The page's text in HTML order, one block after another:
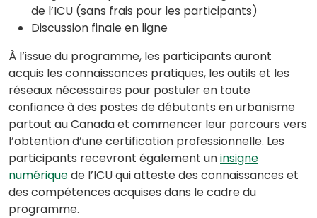
de l’ICU (sans frais pour les participants)
Discussion finale en ligne
À l’issue du programme, les participants auront
acquis les connaissances pratiques, les outils et les
réseaux nécessaires pour postuler en toute
confiance à des postes de débutants en urbanisme
partout au Canada et commencer leur parcours vers
l’obtention d’une certification professionnelle. Les
participants recevront également uninsigne
numériquede l’ICU qui atteste des connaissances et
des compétences acquises dans le cadre du
programme.